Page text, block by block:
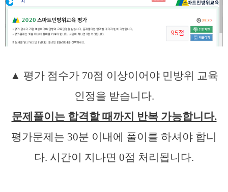
▲ 평가 점수가 70점 이상이어야 민방위 교육
인정을 받습니다.
문제풀이는 합격할 때까지 반복 가능합니다.
평가문제는 30분 이내에 풀이를 하셔야 합니
다. 시간이 지나면 0점 처리됩니다.